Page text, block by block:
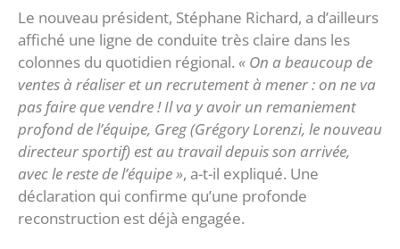
‎Le nouveau président, Stéphane Richard, a d’ailleurs
affiché une ligne de conduite très claire dans les
colonnes du quotidien régional. « On a beaucoup de
ventes à réaliser et un recrutement à mener : on ne va
pas faire que vendre ! Il va y avoir un remaniement
profond de l’équipe, Greg (Grégory Lorenzi, le nouveau
directeur sportif) est au travail depuis son arrivée,
avec le reste de l’équipe », a-t-il expliqué. Une
déclaration qui confirme qu’une profonde
reconstruction est déjà engagée.